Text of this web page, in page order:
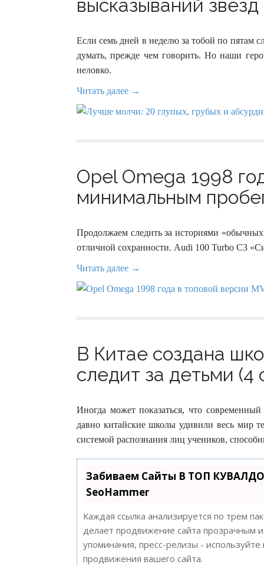
высказываний звезд
Если семь дней в неделю за тобой по пятам
думать, прежде чем говорить. Но наши
неловко.
Читать далее →
Opel Omega 1998
минимальным
Продолжаем следить за историями
отличной сохранности. Audi 100 Turbo C3
Читать далее →
В Китае создана
следит за детьми (4
Иногда может показаться, что
давно китайские школы удивили весь мир
системой распознания лиц учеников,
Забиваем Сайты В ТОП
SeoHammer
Каждая ссылка анализируется по трем
делает продвижение сайта прозрачным
упоминания, пресс-релизы -
продвижения вашего сайта.